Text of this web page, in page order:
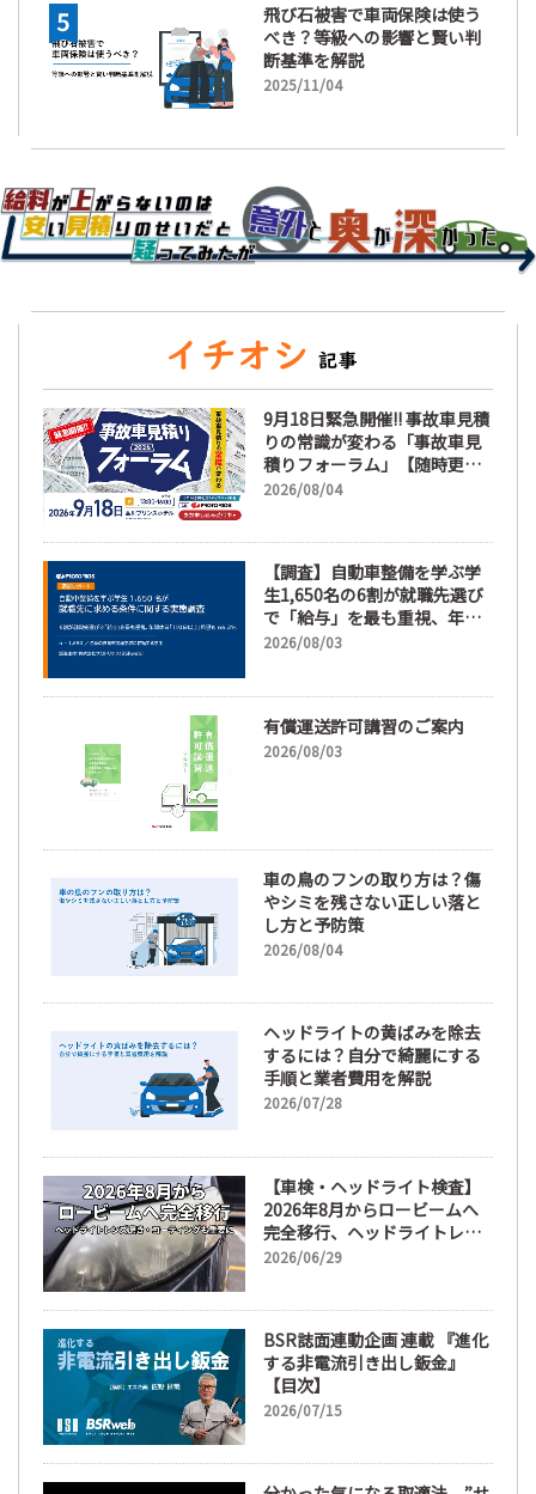
飛び石被害で車両保険は使う
べき？等級への影響と賢い判
断基準を解説
2025/11/04
9月18日緊急開催!! 事故車見積
りの常識が変わる「事故車見
積りフォーラム」【随時更
新】
2026/08/04
【調査】自動車整備を学ぶ学
生1,650名の6割が就職先選び
で「給与」を最も重視、年間
休日「110日以上」希望も
2026/08/03
有償運送許可講習のご案内
2026/08/03
車の鳥のフンの取り方は？傷
やシミを残さない正しい落と
し方と予防策
2026/08/04
ヘッドライトの黄ばみを除去
するには？自分で綺麗にする
手順と業者費用を解説
2026/07/28
【車検・ヘッドライト検査】
2026年8月からロービームへ
完全移行、ヘッドライトレン
ズ磨き・コーティングも重要
2026/06/29
BSR誌面連動企画 連載 『進化
する非電流引き出し鈑金』
【目次】
2026/07/15